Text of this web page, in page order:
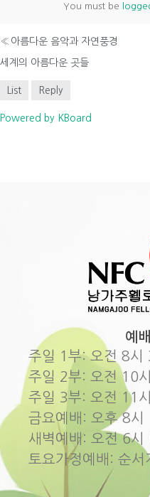
You must be
« 아름다운 음악과 자연풍경
세계의 아름다운 곳들
List Reply
Powered by KBoard
예
주일 1부: 오전 8시
주일 2부: 오전 10
주일 3부: 오전 11
금요예배: 오후 8시
새벽예배: 오전 6
토요가정예배: 순서